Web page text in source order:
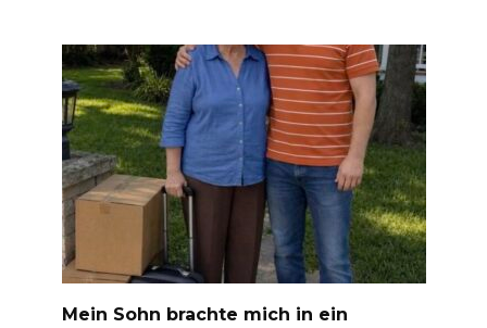
Mein Sohn brachte mich in ein